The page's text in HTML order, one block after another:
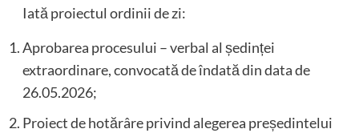
Iată proiectul ordinii de zi:
Aprobarea procesului – verbal al ședinței
extraordinare, convocată de îndată din data de
26.05.2026;
Proiect de hotărâre privind alegerea președintelui